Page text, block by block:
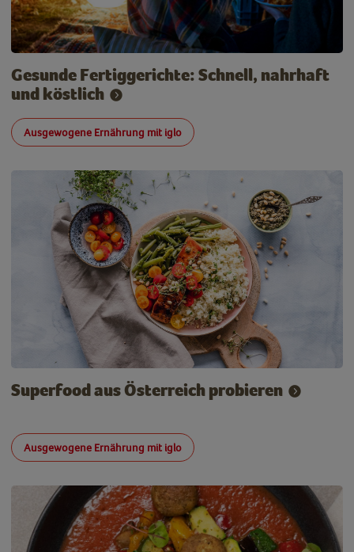
Gesunde Fertiggerichte: Schnell, nahrhaft
und köstlich
Ausgewogene Ernährung mit iglo
Superfood aus Österreich probieren
Ausgewogene Ernährung mit iglo